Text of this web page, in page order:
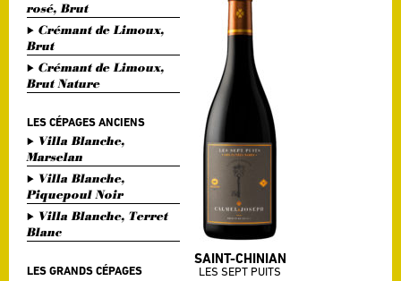
rosé, Brut
Crémant de Limoux,
Brut
Crémant de Limoux,
Brut Nature
LES CÉPAGES ANCIENS
Villa Blanche,
Marselan
Villa Blanche,
Piquepoul Noir
Villa Blanche, Terret
Blanc
LES GRANDS CÉPAGES
SAINT-CHINIAN
LES SEPT PUITS